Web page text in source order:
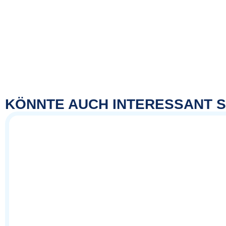
KÖNNTE AUCH INTERESSANT